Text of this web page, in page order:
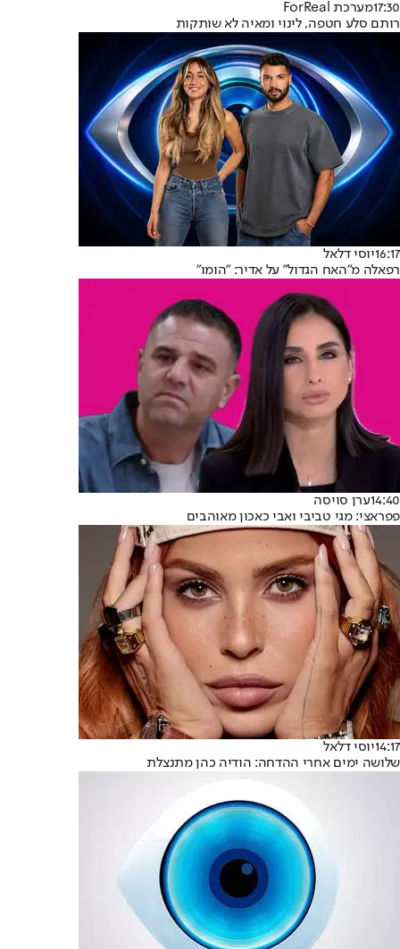
17:30מערכת ForReal
רותם סלע חטפה, לינוי ומאיה לא שותקות
16:17יוסי דלאל
רפאלה מ"האח הגדול" על אדיר: "הומו"
14:40ערן סויסה
פפראצי: מגי טביבי ואבי כאכון מאוהבים
14:17יוסי דלאל
שלושה ימים אחרי ההדחה: הודיה כהן מתנצלת